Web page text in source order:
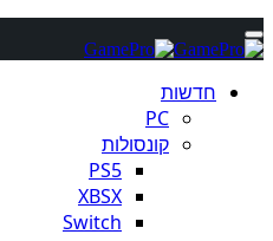
חדשות
PC
קונסולות
PS5
XBSX
Switch